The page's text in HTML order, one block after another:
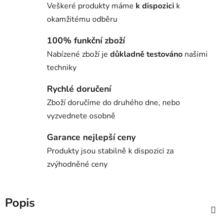
Veškeré produkty máme k dispozici k
okamžitému odběru
100% funkční zboží
Nabízené zboží je důkladně testováno našimi
techniky
Rychlé doručení
Zboží doručíme do druhého dne, nebo
vyzvednete osobně
Garance nejlepší ceny
Produkty jsou stabilně k dispozici za
zvýhodněné ceny
Popis